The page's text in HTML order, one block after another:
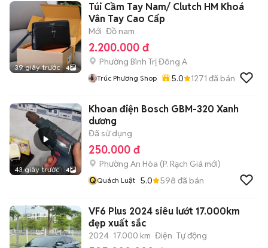
39 giây trước 4
Túi Cầm Tay Nam/ Clutch HM Khoá
Vân Tay Cao Cấp
Mới Đồ nam
2.200.000 đ
Phường Bình Trị Đông A
Trúc Phương Shop 5.0 1271 đã bán
43 giây trước 4
Khoan điện Bosch GBM-320 Xanh
dương
Đã sử dụng
250.000 đ
Phường An Hòa (P. Rạch Giá mới)
QQuách Luật 5.0 598 đã bán
VF6 Plus 2024 siêu lướt 17.000km
đẹp xuất sắc
2024 17.000 km Điện Tự động